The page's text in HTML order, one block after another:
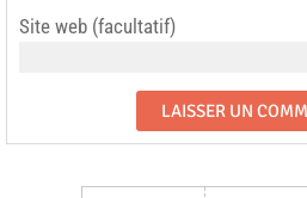
Site web (facultatif)